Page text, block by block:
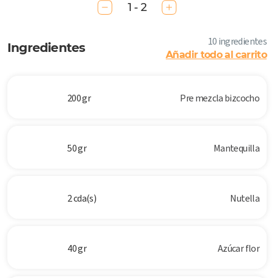
1 - 2
Ingredientes 10 ingredientes
Añadir todo al carrito
200 gr Pre mezcla bizcocho
50 gr Mantequilla
2 cda(s) Nutella
40 gr Azúcar flor